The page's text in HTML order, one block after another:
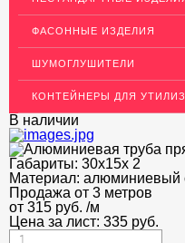
ЭЛЕКТРОДЫ
ДЕКОРАТИВНЫЙ УГОЛОК
МЕТАЛЛИЧЕСКИЕ
РАСКЛАДКА, ПЛИНТУС
ФАСОННЫЕ ИЗДЕЛИЯ
ШУМОГЛУШИТЕЛИ
КОНТЕЙНЕРЫ ДЛЯ
В наличии
Габариты: 30х15х 2
Материал: алюминиевый
Продажа от 3 метров
от 315 руб. /м
Цена за лист: 335 руб.